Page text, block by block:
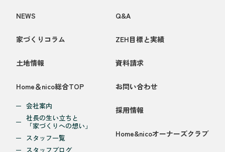
NEWS
家づくりコラム
土地情報
Home＆nico総合TOP
会社案内
社長の生い立ちと
「家づくりへの想い」
スタッフ一覧
スタッフブログ
Q&A
ZEH目標と実績
資料請求
お問い合わせ
採用情報
Home&nicoオーナーズクラブ